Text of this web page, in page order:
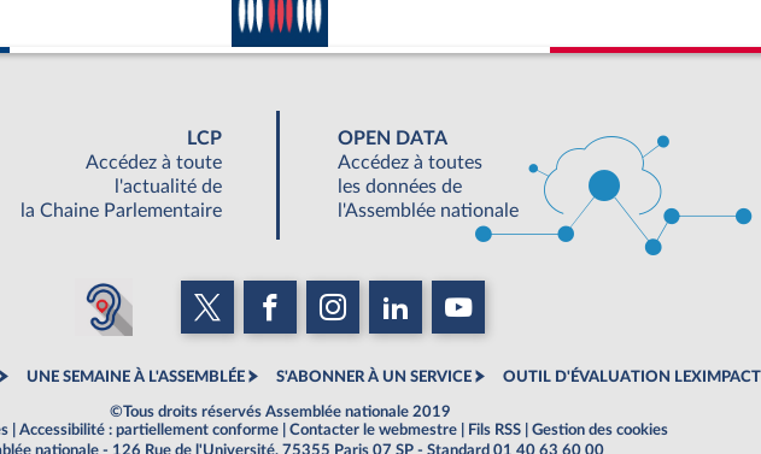
LCP
Accédez à toute
l'actualité de
la Chaine Parlementaire
OPEN DATA
Accédez à toutes
les données de
l'Assemblée nationale
UNE SEMAINE À L'ASSEMBLÉE S'ABONNER À UN SERVICE OUTIL D'ÉVALUATION LEXIMPACT
©Tous droits réservés Assemblée nationale 2019
Accessibilité : partiellement conforme Contacter le webmestre Fils RSS
Gestion des cookies
nationale - 126 Rue de l'Université, 75355 Paris 07 SP - Standard 01 40 63 60 00